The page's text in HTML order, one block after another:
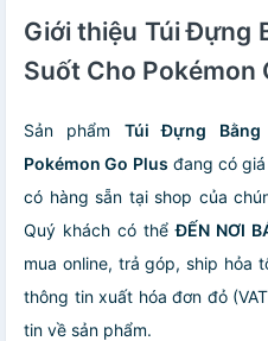
Giới thiệu Túi Đựng
Suốt Cho Pokémon
Sản phẩm Túi Đựng
Pokémon Go Plus đang có
có hàng sẵn tại shop của
Quý khách có thểĐẾN NƠI
mua online, trả góp, ship hỏa
thông tin xuất hóa đơn đỏ
tin về sản phẩm.